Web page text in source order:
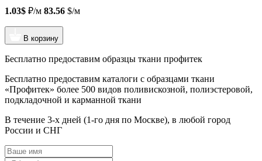
1.03$ ₽/м 83.56 $/м
В корзину
Бесплатно предоставим образцы ткани профитек
Бесплатно предоставим каталоги с образцами ткани
«Профитек» более 500 видов поливискозной, полиэстеровой,
подкладочной и карманной ткани
В течение 3-х дней (1-го дня по Москве), в любой город
России и СНГ